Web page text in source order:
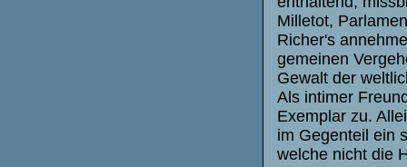
Milletot,
Richer's
gemeinen
Gewalt der
Als intimer
Exemplar zu.
im Gegenteil ein
welche nicht die